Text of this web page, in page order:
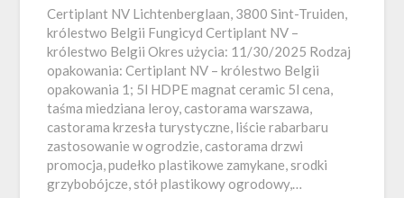
Certiplant NV Lichtenberglaan, 3800 Sint-Truiden,
królestwo Belgii Fungicyd Certiplant NV –
królestwo Belgii Okres użycia: 11/30/2025 Rodzaj
opakowania: Certiplant NV – królestwo Belgii
opakowania 1; 5l HDPE magnat ceramic 5l cena,
taśma miedziana leroy, castorama warszawa,
castorama krzesła turystyczne, liście rabarbaru
zastosowanie w ogrodzie, castorama drzwi
promocja, pudełko plastikowe zamykane, srodki
grzybobójcze, stół plastikowy ogrodowy,…